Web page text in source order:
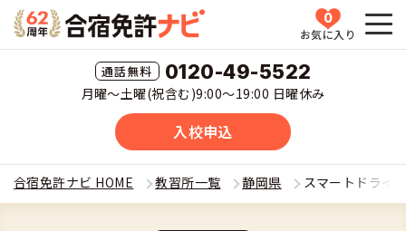
0
お気に入り
0120-49-5522
月曜〜土曜(祝含む)9:00〜19:00 日曜休み
入校申込
HOME
教習所一覧
運転免許の種類(車種)を選ぶ
合宿免許ナビ HOME 教習所一覧 静岡県 スマートドライ